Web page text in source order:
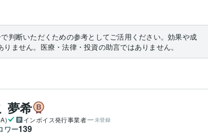
判断いただくための参考としてご活用ください。効果や成
ません。医療・法律・投資の助言ではありません。
夢希
インボイス発行事業者 未登録
ワー139